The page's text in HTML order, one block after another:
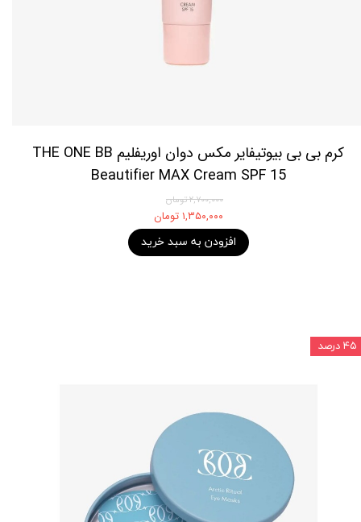
کرم بی بی بیوتیفایر مکس دوان اوریفلیم THE ONE BB
Beautifier MAX Cream SPF 15
۲,۷۰۰,۰۰۰ تومان
۱,۳۵۰,۰۰۰ تومان
افزودن به سبد خرید
۴۵ درصد